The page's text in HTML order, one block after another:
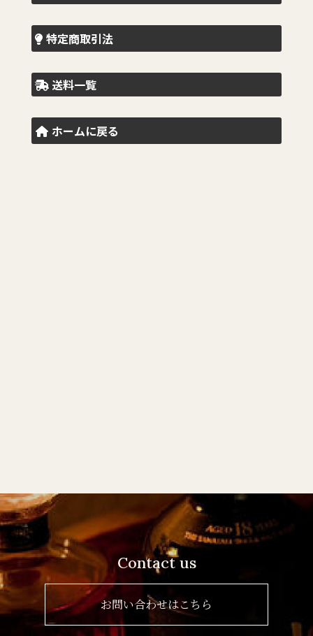
特定商取引法
送料一覧
ホームに戻る
Contact us
お問い合わせはこちら